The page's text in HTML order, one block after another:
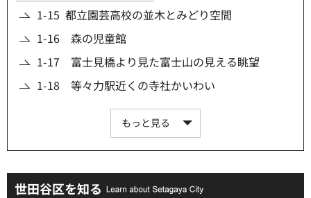
1-15 都立園芸高校の並木とみどり空間
1-16 森の児童館
1-17 富士見橋より見た富士山の見える眺望
1-18 等々力駅近くの寺社かいわい
もっと見る
世田谷区を知る